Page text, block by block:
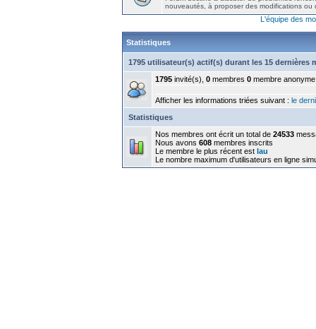
nouveautés, à proposer des modifications ou
L'équipe des
Statistiques
1795 utilisateur(s) actif(s) durant les 15 dernières
1795 invité(s), 0 membres 0 membre anonyme
Afficher les informations triées suivant : le
Statistiques
Nos membres ont écrit un total de 24533
Nous avons 608 membres inscrits
Le membre le plus récent est lau
Le nombre maximum d'utilisateurs en ligne